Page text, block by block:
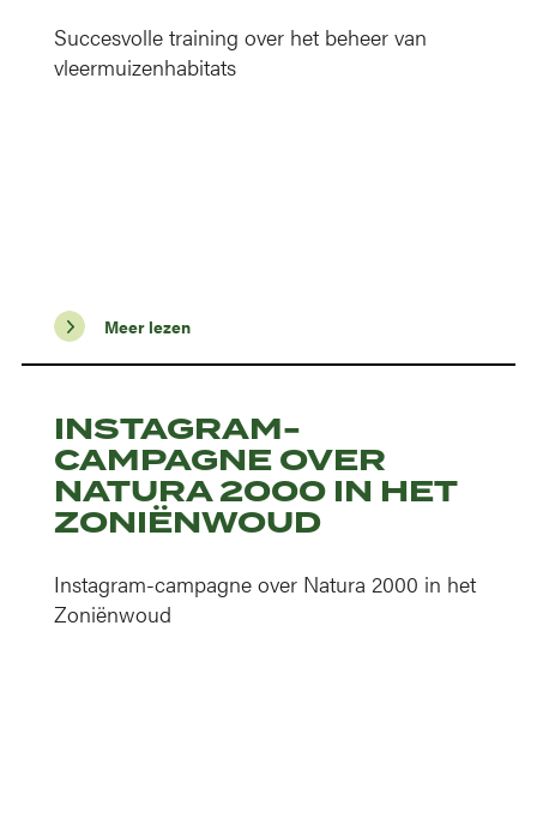
Succesvolle training over het beheer van
vleermuizenhabitats
Meer lezen
INSTAGRAM-
CAMPAGNE OVER
NATURA 2000 IN HET
ZONIËNWOUD
Instagram-campagne over Natura 2000 in het
Zoniënwoud